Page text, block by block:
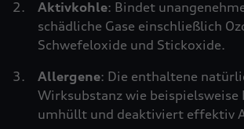
Aktivkohle: Bindet
schädliche Gase einschließlich
Schwefeloxide und Stickoxide.
Allergene: Die enthaltene
Wirksubstanz wie beispielsweise
umhüllt und deaktiviert effektiv